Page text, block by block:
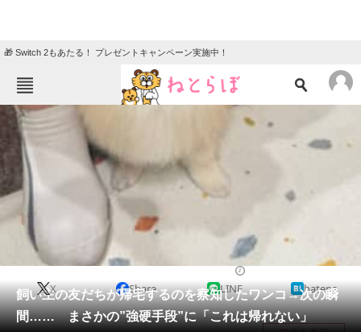
🎁 Switch 2もあたる！ プレゼントキャンペーン実施中！
ねとらぼメニュー
TOP
エンタメ クイズ
グルメ 地域
住まい
会員記事
飼い主の友だちが帰宅するのを察知したワンコ→次の瞬
間…… まさかの”強硬手段”に「これは帰れない」
X Share LINE hatena